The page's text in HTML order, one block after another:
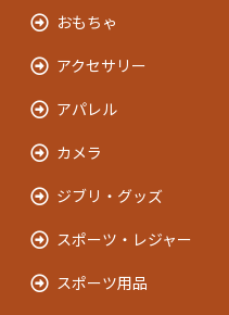
おもちゃ
アクセサリー
アパレル
カメラ
ジブリ・グッズ
スポーツ・レジャー
スポーツ用品